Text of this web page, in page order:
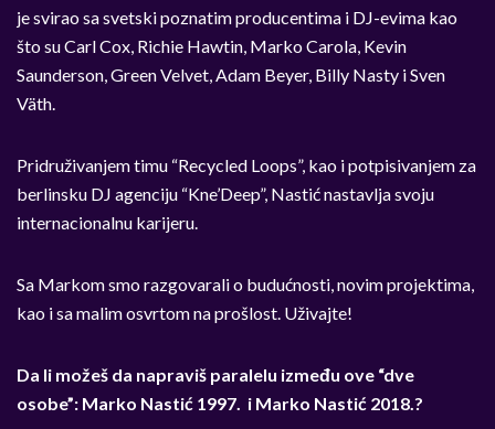
je svirao sa svetski poznatim producentima i DJ-evima kao
što su Carl Cox, Richie Hawtin, Marko Carola, Kevin
Saunderson, Green Velvet, Adam Beyer, Billy Nasty i Sven
Väth.
Pridruživanjem timu “Recycled Loops”, kao i potpisivanjem za
berlinsku DJ agenciju “Kne’Deep”, Nastić nastavlja svoju
internacionalnu karijeru.
Sa Markom smo razgovarali o budućnosti, novim projektima,
kao i sa malim osvrtom na prošlost. Uživajte!
Da li možeš da napraviš paralelu između ove “dve
osobe”: Marko Nastić 1997. i Marko Nastić 2018.?